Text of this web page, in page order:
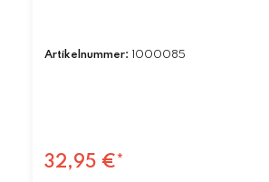
Artikelnummer: 1000085
32,95 €*